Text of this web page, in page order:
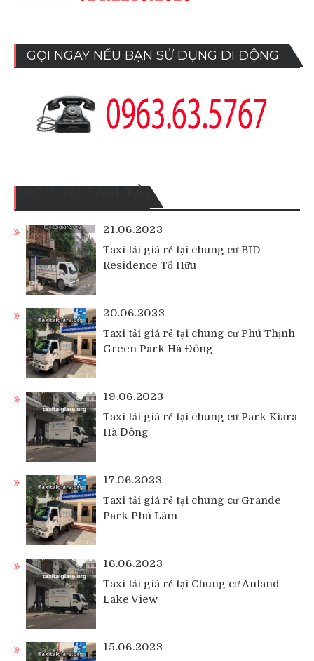
GỌI NGAY NẾU BẠN SỬ DỤNG DI ĐỘNG
21.06.2023
Taxi tải giá rẻ tại chung cư BID
Residence Tố Hữu
20.06.2023
Taxi tải giá rẻ tại chung cư Phú Thịnh
Green Park Hà Đông
19.06.2023
Taxi tải giá rẻ tại chung cư Park Kiara
Hà Đông
17.06.2023
Taxi tải giá rẻ tại chung cư Grande
Park Phú Lãm
16.06.2023
Taxi tải giá rẻ tại Chung cư Anland
Lake View
15.06.2023